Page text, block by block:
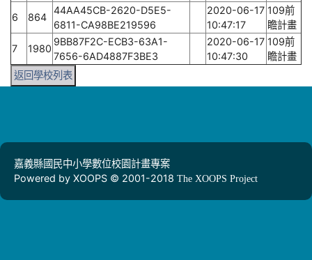
6
864
44AA45CB-2620-D5E5-
6811-CA98BE219596
2020-06-17
10:47:17
109前
瞻計畫
7
1980
9BB87F2C-ECB3-63A1-
7656-6AD4887F3BE3
2020-06-17
10:47:30
109前
瞻計畫
返回學校列表
嘉義縣國民中小學數位校園計畫專案
Powered by XOOPS © 2001-2018 The XOOPS Project